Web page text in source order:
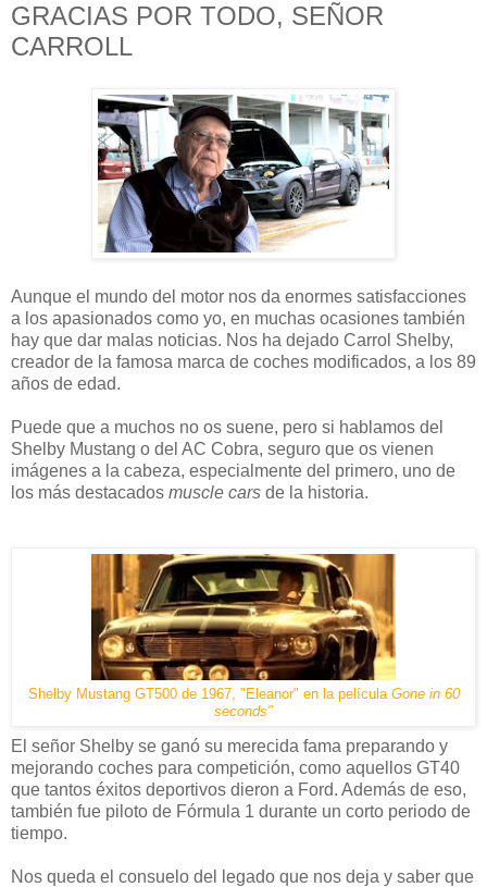
GRACIAS POR TODO, SEÑOR
CARROLL
Aunque el mundo del motor nos da enormes satisfacciones
a los apasionados como yo, en muchas ocasiones también
hay que dar malas noticias. Nos ha dejado Carrol Shelby,
creador de la famosa marca de coches modificados, a los 89
años de edad.
Puede que a muchos no os suene, pero si hablamos del
Shelby Mustang o del AC Cobra, seguro que os vienen
imágenes a la cabeza, especialmente del primero, uno de
los más destacados muscle cars de la historia.
Shelby Mustang GT500 de 1967, "Eleanor" en la película Gone in 60
seconds"
El señor Shelby se ganó su merecida fama preparando y
mejorando coches para competición, como aquellos GT40
que tantos éxitos deportivos dieron a Ford. Además de eso,
también fue piloto de Fórmula 1 durante un corto periodo de
tiempo.
Nos queda el consuelo del legado que nos deja y saber que